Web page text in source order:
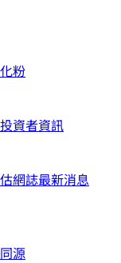
粉
投資者資訊
網誌最新消息
源